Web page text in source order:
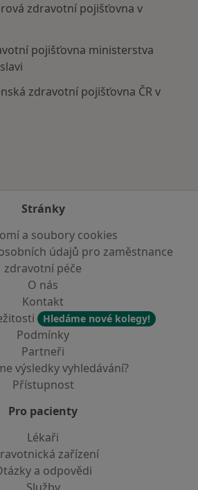
zdravotní pojišťovna v
pojišťovna ministerstva
zdravotní pojišťovna ČR v
Stránky
a soubory cookies
údajů pro zaměstnance
zdravotní péče
O nás
Kontakt
Hledáme nové kolegy!
Podmínky
Partneři
výsledky vyhledávání?
Přístupnost
Pro pacienty
Lékaři
zařízení
a odpovědi